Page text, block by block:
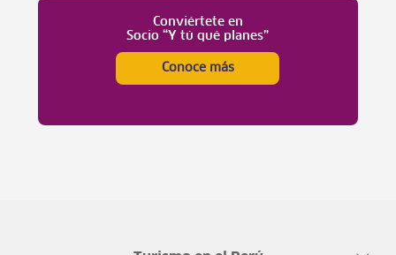
Conviértete en
Socio “Y tú qué planes”
Conoce más